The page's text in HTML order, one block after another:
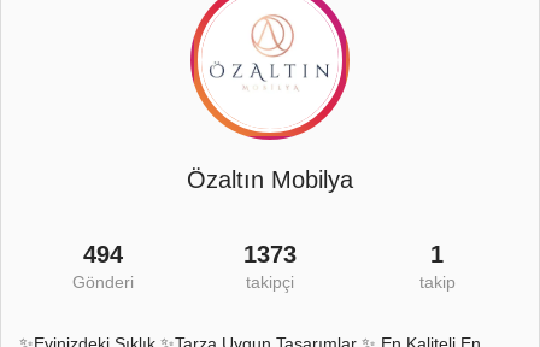
Özaltın Mobilya
494
Gönderi
1373
takipçi
1
takip